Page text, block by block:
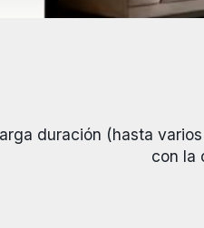
duración (hasta
con la